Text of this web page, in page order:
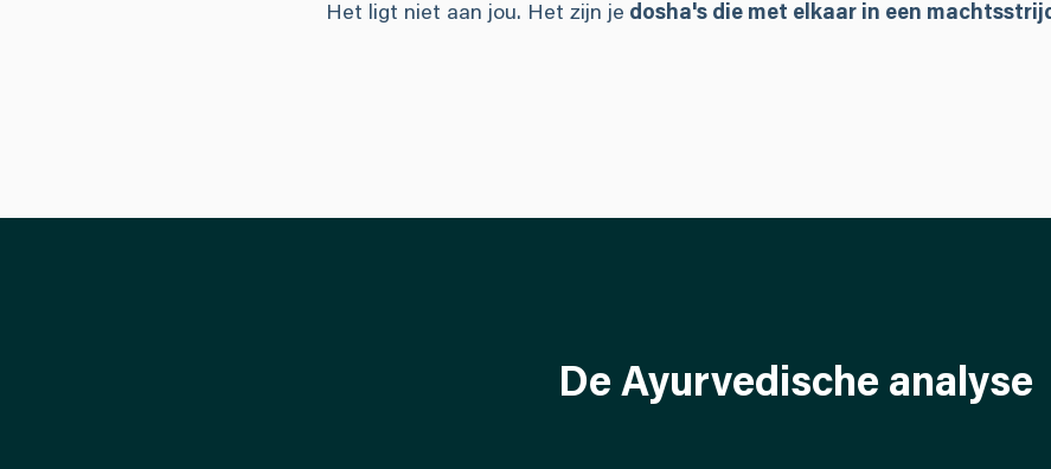
Het ligt niet aan jou. Het zijn je dosha's die met elkaar in een
De Ayurvedische analyse